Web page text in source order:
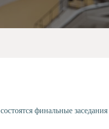
состоятся финальные заседания